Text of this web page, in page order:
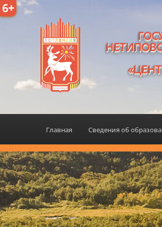
6+
Главная Сведения об